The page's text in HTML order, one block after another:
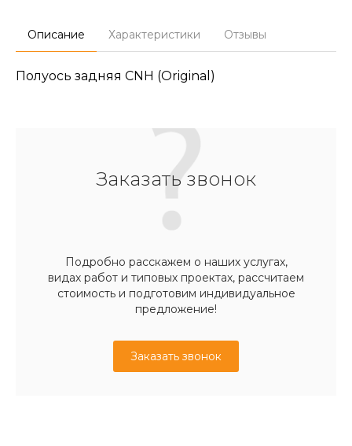
Описание Характеристики Отзывы
Полуось задняя CNH (Original)
Заказать звонок
Подробно расскажем о наших услугах,
видах работ и типовых проектах, рассчитаем
стоимость и подготовим индивидуальное
предложение!
Заказать звонок